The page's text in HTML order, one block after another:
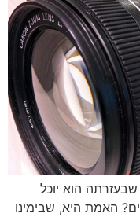
הוא יוכל
האמת היא, שבימינו